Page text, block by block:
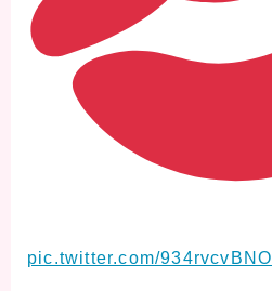
pic.twitter.com/934rvcvBNO